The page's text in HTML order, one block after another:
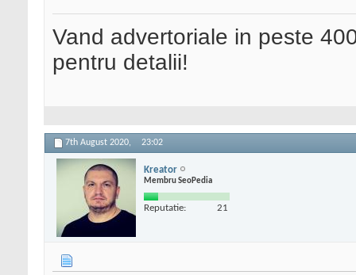
Vand advertoriale in peste
pentru detalii!
7th August 2020, 23:02
Kreator
Membru SeoPedia
Reputatie: 21